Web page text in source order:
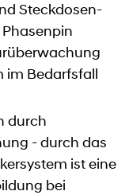
Steckdosen-
im Bedarfsfall
durch
- durch das
ist eine
bei